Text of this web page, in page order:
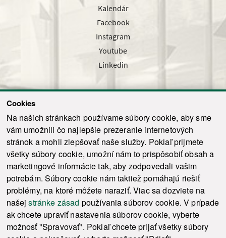
Cookies
Na našich stránkach používame súbory cookie, aby sme
vám umožnili čo najlepšie prezeranie internetových
stránok a mohli zlepšovať naše služby. Pokiaľ prijmete
všetky súbory cookie, umožní nám to prispôsobiť obsah a
marketingové informácie tak, aby zodpovedali vašim
potrebám. Súbory cookie nám taktiež pomáhajú riešiť
problémy, na ktoré môžete naraziť. Viac sa dozviete na
našejstránke zásad používania súborov cookie. V prípade
ak chcete upraviť nastavenia súborov cookie, vyberte
možnosť "Spravovať". Pokiaľ chcete prijať všetky súbory
Kalendár
Facebook
Instagram
Youtube
Linkedin
Odoslať
© 2021-2026 ku.sk. Všetky práva vyhradené. | Ochrana osobných údajov
Vyhlásenie o prístupnosti |
Admin
This site is protected by reCAPTCHA and the Google Privacy Policy and Terms of